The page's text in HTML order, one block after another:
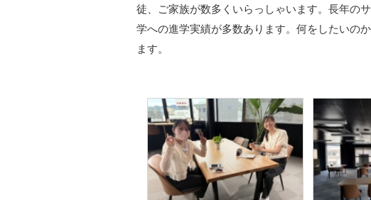
徒、ご家族が数多くいらっしゃいます。長年の
学への進学実績が多数あります。何をしたいの
ます。